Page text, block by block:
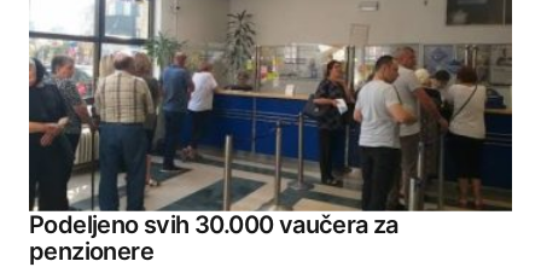
Podeljeno svih 30.000 vaučera za
penzionere